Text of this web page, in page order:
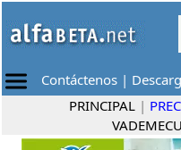
Contáctenos |
PRINCIPAL |